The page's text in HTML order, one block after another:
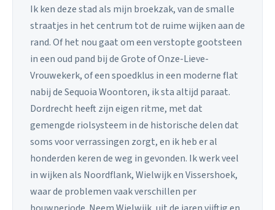
Ik ken deze stad als mijn broekzak, van de smalle
straatjes in het centrum tot de ruime wijken aan de
rand. Of het nou gaat om een verstopte gootsteen
in een oud pand bij de Grote of Onze-Lieve-
Vrouwekerk, of een spoedklus in een moderne flat
nabij de Sequoia Woontoren, ik sta altijd paraat.
Dordrecht heeft zijn eigen ritme, met dat
gemengde riolsysteem in de historische delen dat
soms voor verrassingen zorgt, en ik heb er al
honderden keren de weg in gevonden. Ik werk veel
in wijken als Noordflank, Wielwijk en Vissershoek,
waar de problemen vaak verschillen per